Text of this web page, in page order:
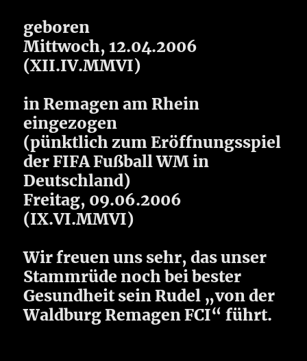
geboren
Mittwoch, 12.04.2006
(XII.IV.MMVI)
in Remagen am Rhein
eingezogen
(pünktlich zum Eröffnungsspiel
der FIFA Fußball WM in
Deutschland)
Freitag, 09.06.2006
(IX.VI.MMVI)
Wir freuen uns sehr, das unser
Stammrüde noch bei bester
Gesundheit sein Rudel „von der
Waldburg Remagen FCI“ führt.